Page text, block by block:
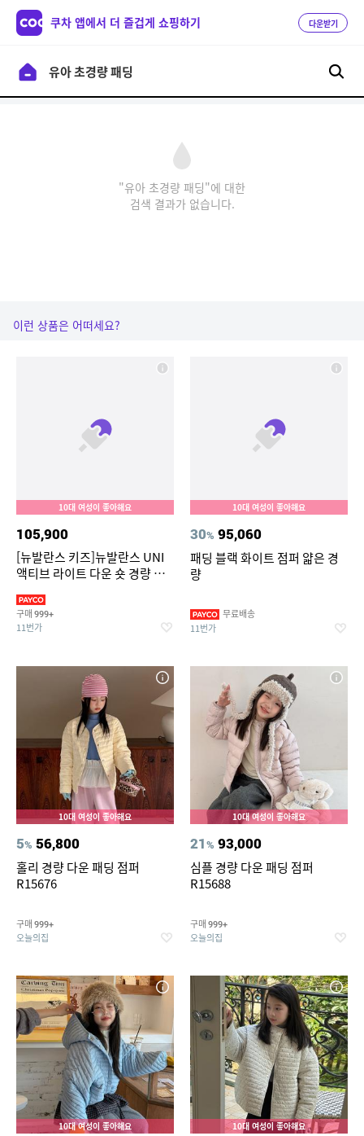
쿠차 앱에서 더 즐겁게 쇼핑하기 다운받기
"유아 초경량 패딩"에 대한
검색 결과가 없습니다.
이런 상품은 어떠세요?
10대 여성이 좋아해요
105,900
[뉴발란스 키즈]뉴발란스 UNI
액티브 라이트 다운 숏 경량 패
구매 999+
11번가
10대 여성이 좋아해요
30% 95,060
패딩 블랙 화이트 점퍼 얇은 경
량
무료배송
11번가
10대 여성이 좋아해요
5% 56,800
홀리 경량 다운 패딩 점퍼
R15676
구매 999+
오늘의집
10대 여성이 좋아해요
21% 93,000
심플 경량 다운 패딩 점퍼
R15688
구매 999+
오늘의집
10대 여성이 좋아해요 10대 여성이 좋아해요